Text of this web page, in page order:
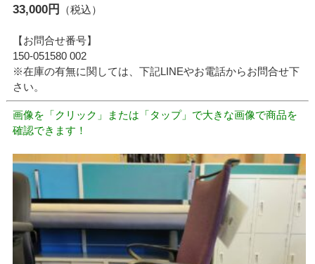
33,000円 （税込）
【お問合せ番号】
150-051580 002
※在庫の有無に関しては、下記LINEやお電話からお問合せ下
さい。
画像を「クリック」または「タップ」で大きな画像で商品を
確認できます！